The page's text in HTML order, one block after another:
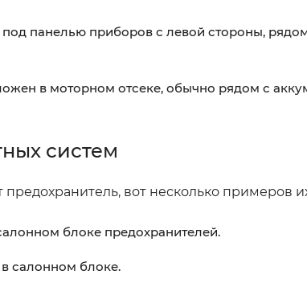
под панелью приборов с левой стороны,
в моторном отсеке, обычно рядом с
систем
предохранитель, вот несколько примеров
блоке предохранителей.
салонном блоке.